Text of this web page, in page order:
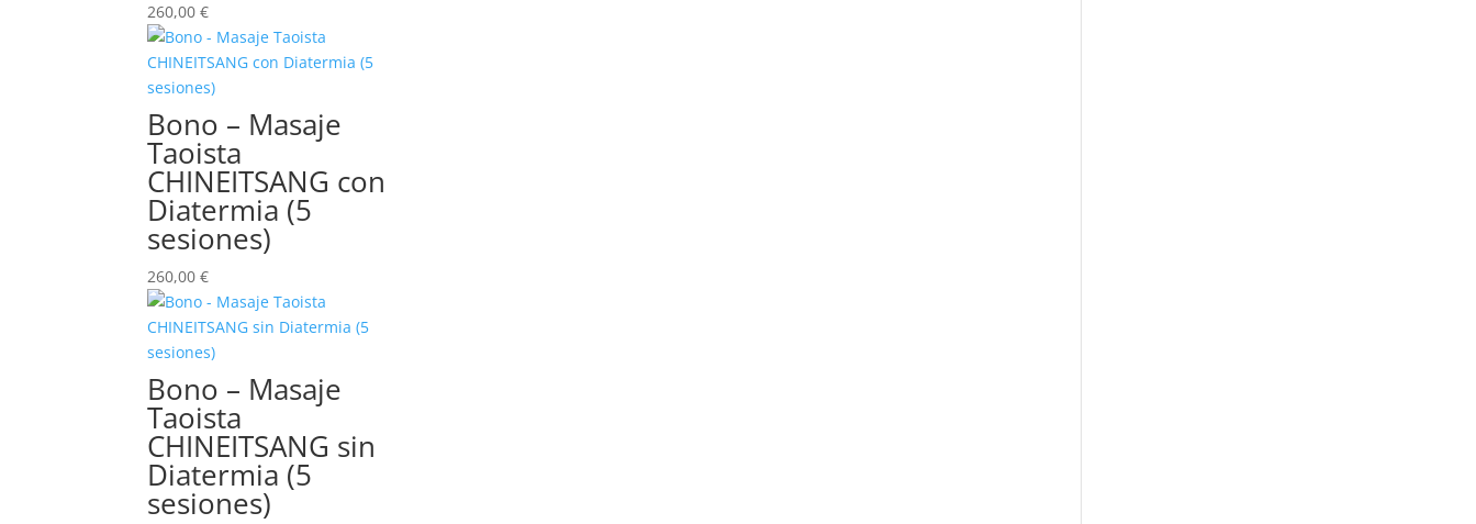
260,00€
Bono – Masaje
Taoista
CHINEITSANG con
Diatermia (5
sesiones)
260,00€
Bono – Masaje
Taoista
CHINEITSANG sin
Diatermia (5
sesiones)